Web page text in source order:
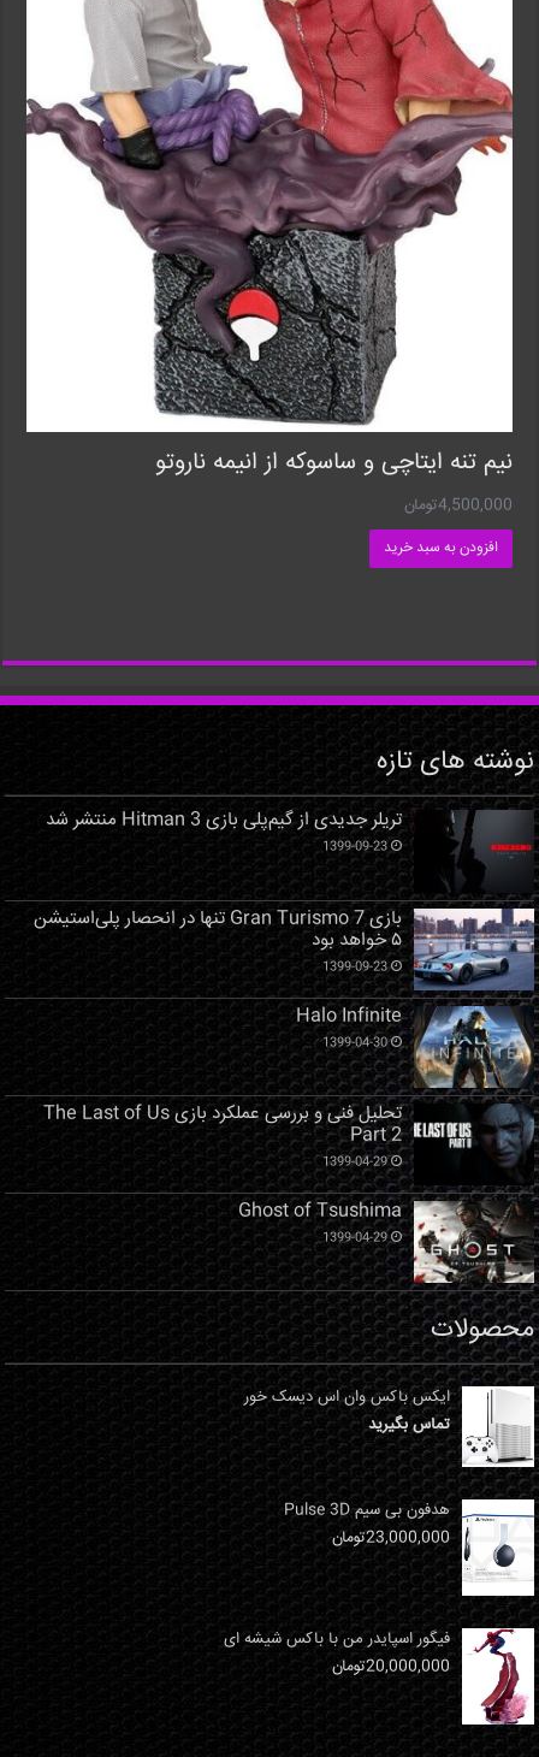
نیم تنه ایتاچی و ساسوکه از انیمه ناروتو
4,500,000تومان
افزودن به سبد خرید
نوشته های تازه
تریلر جدیدی از گیم‌پلی بازی Hitman 3 منتشر شد
1399-09-23
بازی Gran Turismo 7 تنها در انحصار پلی‌استیشن
۵ خواهد بود
1399-09-23
Halo Infinite
1399-04-30
تحلیل فنی و بررسی عملکرد بازی The Last of Us
Part 2
1399-04-29
Ghost of Tsushima
1399-04-29
محصولات
ایکس باکس وان اس دیسک خور
تماس بگیرید
هدفون بی سیم Pulse 3D
23,000,000تومان
فیگور اسپایدر من با باکس شیشه ای
20,000,000تومان